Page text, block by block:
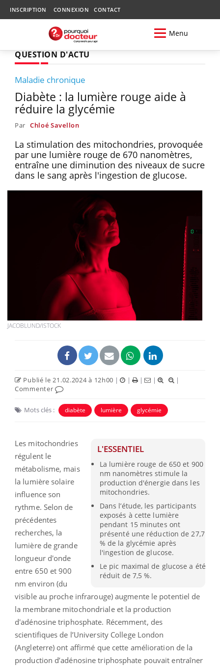
INSCRIPTION CONNEXION CONTACT
Menu
QUESTION D'ACTU
Maladie chronique
Diabète : la lumière rouge aide à
réduire la glycémie
Par Chloé Savellon
La stimulation des mitochondries, provoquée
par une lumière rouge de 670 nanomètres,
entraîne une diminution des niveaux de sucre
dans le sang après l'ingestion de glucose.
JACOBLUND/ISTOCK
Publié le 21.02.2024 à 12h00 | | | |
|
Commenter
Mots clés : diabète lumière glycémie
L'ESSENTIEL
La lumière rouge de 650 et 900
nm nanomètres stimule la
production d'énergie dans les
mitochondries.
Dans l’étude, les participants
exposés à cette lumière
pendant 15 minutes ont
présenté une réduction de 27,7
% de la glycémie après
l'ingestion de glucose.
Le pic maximal de glucose a été
réduit de 7,5 %.
Les mitochondries
régulent le
métabolisme, mais
la lumière solaire
influence son
rythme. Selon de
précédentes
recherches, la
lumière de grande
longueur d'onde
entre 650 et 900
nm environ (du
visible au proche infrarouge) augmente le potentiel de
la membrane mitochondriale et la production
d'adénosine triphosphate. Récemment, des
scientifiques de l’University College London
(Angleterre) ont affirmé que cette amélioration de la
production d’adénosine triphosphate pouvait entraîner